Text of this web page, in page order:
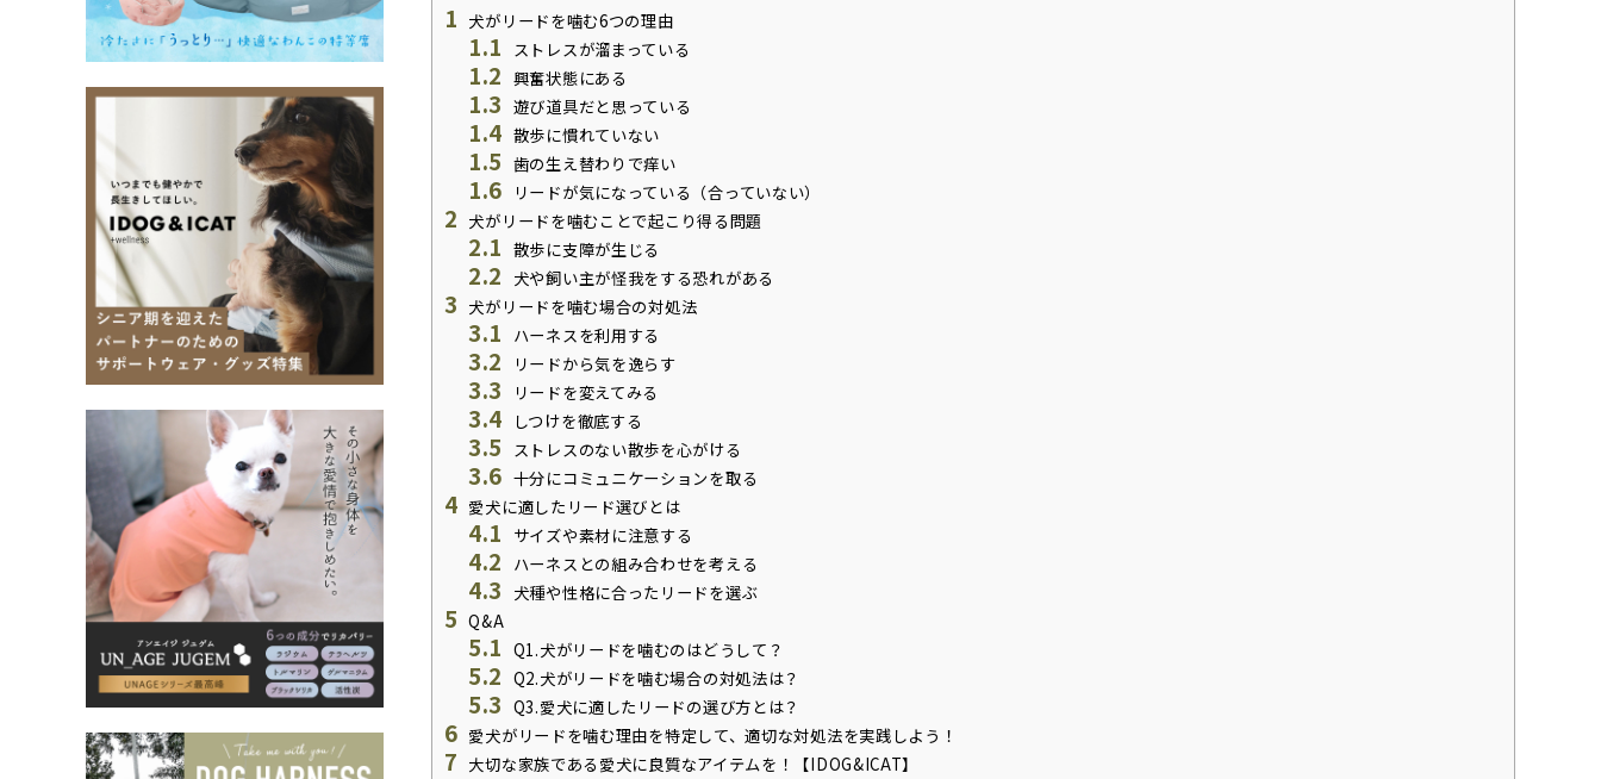
1 犬がリードを噛む6つの理由
1.1 ストレスが溜まっている
1.2 興奮状態にある
1.3 遊び道具だと思っている
1.4 散歩に慣れていない
1.5 歯の生え替わりで痒い
1.6 リードが気になっている（合っていない）
2 犬がリードを噛むことで起こり得る問題
2.1 散歩に支障が生じる
2.2 犬や飼い主が怪我をする恐れがある
3 犬がリードを噛む場合の対処法
3.1 ハーネスを利用する
3.2 リードから気を逸らす
3.3 リードを変えてみる
3.4 しつけを徹底する
3.5 ストレスのない散歩を心がける
3.6 十分にコミュニケーションを取る
4 愛犬に適したリード選びとは
4.1 サイズや素材に注意する
4.2 ハーネスとの組み合わせを考える
4.3 犬種や性格に合ったリードを選ぶ
5 Q&A
5.1 Q1.犬がリードを噛むのはどうして？
5.2 Q2.犬がリードを噛む場合の対処法は？
5.3 Q3.愛犬に適したリードの選び方とは？
6 愛犬がリードを噛む理由を特定して、適切な対処法を実践しよう！
7 大切な家族である愛犬に良質なアイテムを！【IDOG&ICAT】